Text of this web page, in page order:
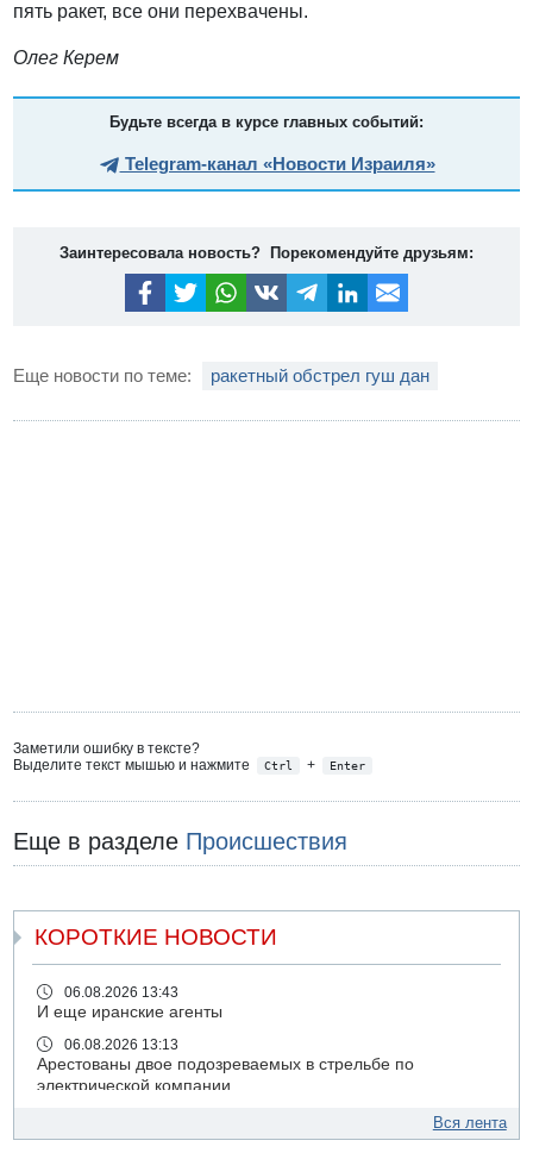
пять ракет, все они перехвачены.
Олег Керем
Будьте всегда в курсе главных событий:
Telegram-канал «Новости Израиля»
Заинтересовала новость? Порекомендуйте друзьям:
Еще новости по теме: ракетный обстрел гуш дан
Заметили ошибку в тексте?
Выделите текст мышью и нажмите
Ctrl + Enter
Еще в разделе Происшествия
КОРОТКИЕ НОВОСТИ
06.08.2026 13:43
И еще иранские агенты
06.08.2026 13:13
Арестованы двое подозреваемых в стрельбе по
электрической компании
Возле Кирьят-Арбы пожар на местности
Вся лента